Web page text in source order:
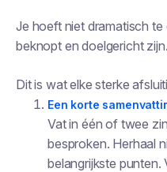
Je hoeft niet dramatisch te
beknopt en doelgericht zijn.
Dit is wat elke sterke
Een korte
Vat in één of twee
besproken. Herhaal
belangrijkste punten.